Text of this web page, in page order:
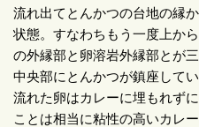
流れ出てとんかつの台地の縁
状態。すなわちもう一度上か
の外縁部と卵溶岩外縁部とが
中央部にとんかつが鎮座して
流れた卵はカレーに埋もれず
ことは相当に粘性の高いカレ